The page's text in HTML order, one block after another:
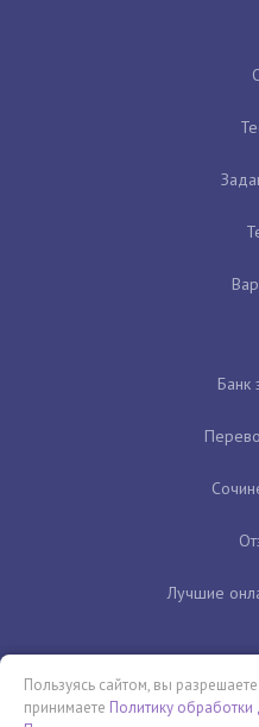
Банк
Лучшие
Пользуясь сайтом, вы
принимаете Политику